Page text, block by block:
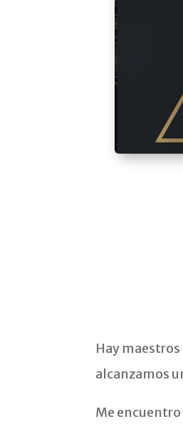
Hay
alcanzamos
Me encuentro